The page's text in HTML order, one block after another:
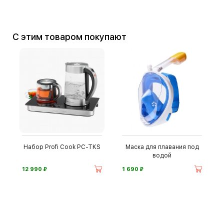
С этим товаром покупают
Набор Profi Cook PC-TKS
12 990 ⃏
Маска для плавания под
водой
1 690 ⃏